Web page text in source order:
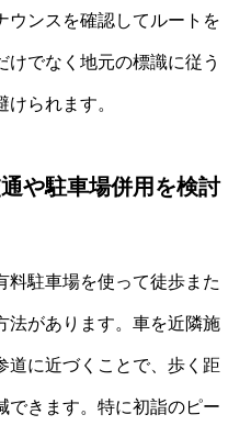
ウンスを確認してルートを
でなく地元の標識に従う
られます。
や駐車場併用を検討
料駐車場を使って徒歩また
法があります。車を近隣施
道に近づくことで、歩く距
できます。特に初詣のピー